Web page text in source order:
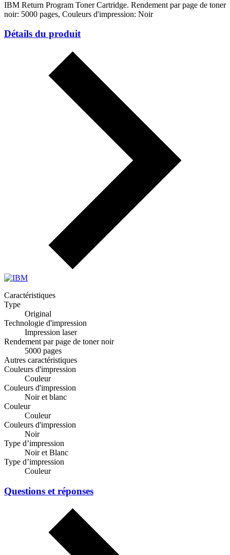
IBM Return Program Toner Cartridge. Rendement par page de toner
noir: 5000 pages, Couleurs d'impression: Noir
Détails du produit
Caractéristiques
Type
Original
Technologie d'impression
Impression laser
Rendement par page de toner noir
5000 pages
Autres caractéristiques
Couleurs d'impression
Couleur
Couleurs d'impression
Noir et blanc
Couleur
Couleur
Couleurs d'impression
Noir
Type d’impression
Noir et Blanc
Type d’impression
Couleur
Questions et réponses